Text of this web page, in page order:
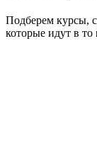
Подберем курсы,
которые идут в